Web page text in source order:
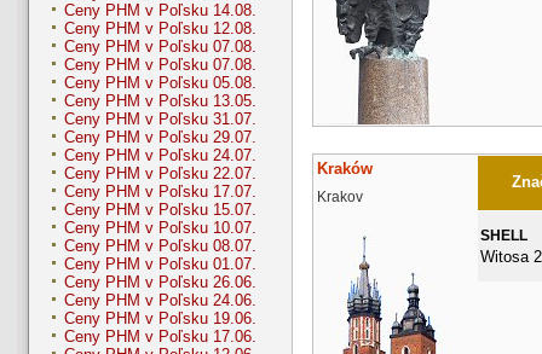
Ceny PHM v Poľsku 14.08.
Ceny PHM v Poľsku 12.08.
Ceny PHM v Poľsku 07.08.
Ceny PHM v Poľsku 07.08.
Ceny PHM v Poľsku 05.08.
Ceny PHM v Poľsku 13.05.
Ceny PHM v Poľsku 31.07.
Ceny PHM v Poľsku 29.07.
Ceny PHM v Poľsku 24.07.
Ceny PHM v Poľsku 22.07.
Ceny PHM v Poľsku 17.07.
Ceny PHM v Poľsku 15.07.
Ceny PHM v Poľsku 10.07.
Ceny PHM v Poľsku 08.07.
Ceny PHM v Poľsku 01.07.
Ceny PHM v Poľsku 26.06.
Ceny PHM v Poľsku 24.06.
Ceny PHM v Poľsku 19.06.
Ceny PHM v Poľsku 17.06.
Kraków
Krakov
SHELL
Witosa